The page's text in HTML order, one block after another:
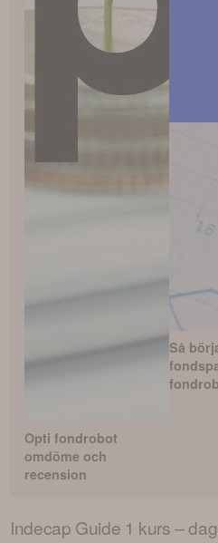
Opti fondrobot
omdöme och
recension
Så
Indecap Guide 1 kurs –